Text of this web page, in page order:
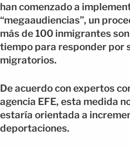
han comenzado a
“megaaudiencias”, un
más de 100 inmigrantes
tiempo para responder por
migratorios.
De acuerdo con expertos
agencia EFE, esta medida
estaría orientada a
deportaciones.